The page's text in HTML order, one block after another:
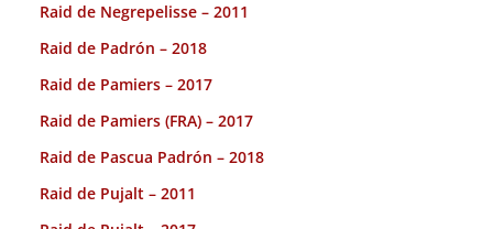
Raid de Negrepelisse – 2011
Raid de Padrón – 2018
Raid de Pamiers – 2017
Raid de Pamiers (FRA) – 2017
Raid de Pascua Padrón – 2018
Raid de Pujalt – 2011